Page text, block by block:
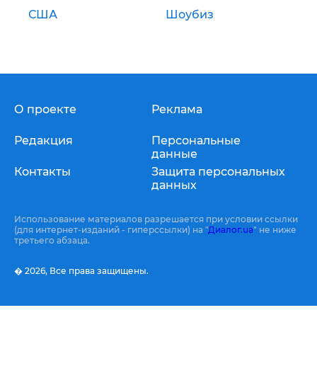
США Шоубиз
О проекте
Редакция
Контакты
Реклама
Персональные
данные
Защита персональных
данных
Использование материалов разрешается при условии ссылки
(для интернет-изданий - гиперссылки) на "Диалог.ua" не ниже
третьего абзаца.
� 2026, Все права защищены.